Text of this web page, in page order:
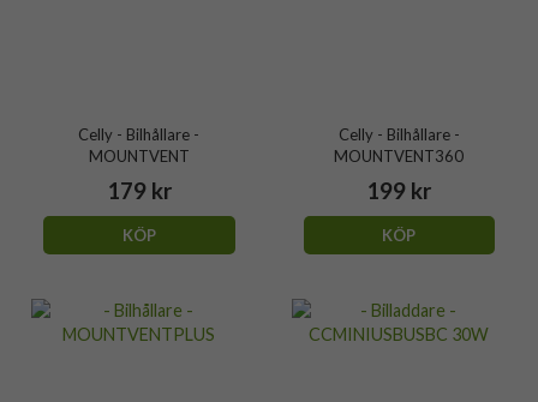
Celly - Bilhållare -
MOUNTVENT
179 kr
KÖP
Celly - Bilhållare -
MOUNTVENT360
199 kr
KÖP